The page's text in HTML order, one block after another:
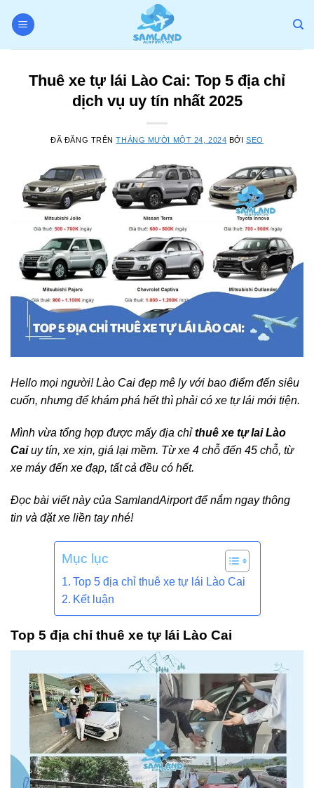
đến
Thuê xe tự lái Lào Cai: Top 5 địa chỉ
dịch vụ uy tín nhất 2025
ĐÃ ĐĂNG TRÊNTHÁNG MƯỜI MỘT 24, 2024 BỞISEO
Hello mọi người! Lào Cai đẹp mê ly với bao điểm đến siêu
cuốn, nhưng để khám phá hết thì phải có xe tự lái mới tiện.
Mình vừa tổng hợp được mấy địa chỉthuê xe tự lai Lào
Caiuy tín, xe xịn, giá lại mềm. Từ xe 4 chỗ đến 45 chỗ, từ
xe máy đến xe đạp, tất cả đều có hết.
Đọc bài viết này của SamlandAirport để nắm ngay thông
tin và đặt xe liền tay nhé!
Mục lục
Top 5 địa chỉ thuê xe tự lái Lào Cai
Kết luận
Top 5 địa chỉ thuê xe tự lái Lào Cai